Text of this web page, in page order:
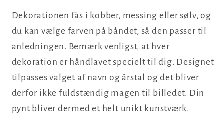
Dekorationen fås i kobber, messing eller sølv, og
du kan vælge farven på båndet, så den passer til
anledningen. Bemærk venligst, at hver
dekoration er håndlavet specielt til dig. Designet
tilpasses valget af navn og årstal og det bliver
derfor ikke fuldstændig magen til billedet. Din
pynt bliver dermed et helt unikt kunstværk.